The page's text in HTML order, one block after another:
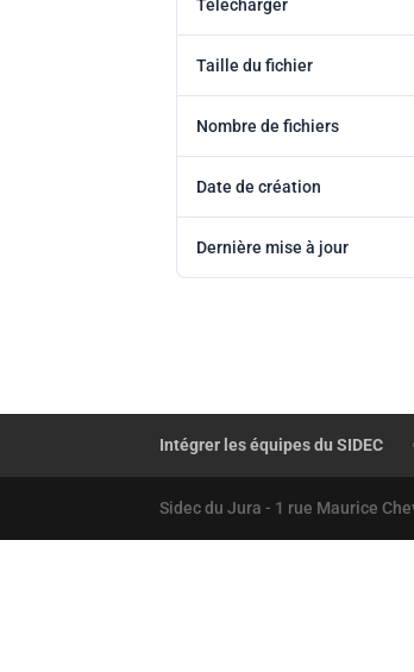
Télécharger
Taille du fichier
Nombre de fichiers
Date de création
Dernière mise à jour
Intégrer les équipes du SIDEC
Sidec du Jura - 1 rue Maurice